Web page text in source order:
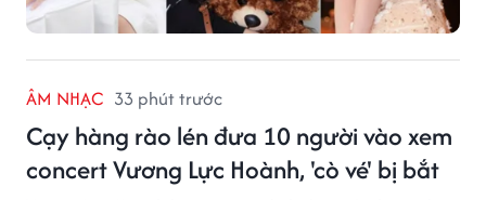
ÂM NHẠC 33 phút trước
Cạy hàng rào lén đưa 10 người vào xem
concert Vương Lực Hoành, 'cò vé' bị bắt